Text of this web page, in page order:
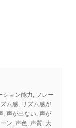
ション能力, フレー
ズム感, リズム感が
,声が出ない,声が
ン,声色,声質, 大